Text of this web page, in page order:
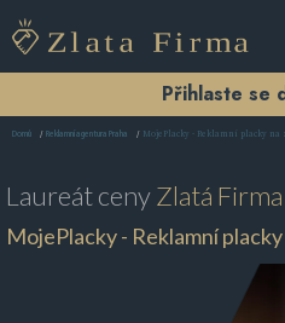
Přihlaste se
Domů Reklamní agentura Praha MojePlacky - Reklamní placky na
Laureát cenyZlatá Firma
MojePlacky - Reklamní placky